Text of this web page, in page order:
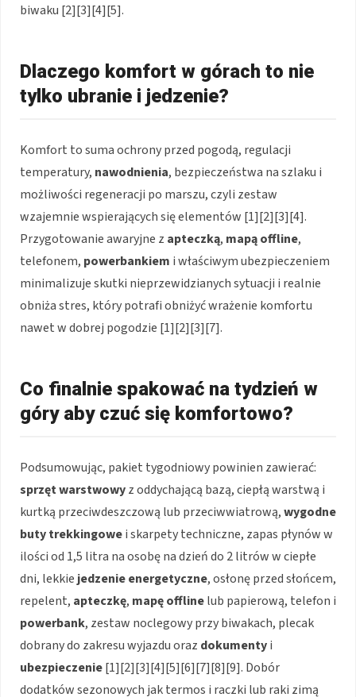
biwaku [2][3][4][5].
Dlaczego komfort w górach to nie
tylko ubranie i jedzenie?
Komfort to suma ochrony przed pogodą, regulacji
temperatury, nawodnienia, bezpieczeństwa na szlaku i
możliwości regeneracji po marszu, czyli zestaw
wzajemnie wspierających się elementów [1][2][3][4].
Przygotowanie awaryjne z apteczką, mapą offline,
telefonem, powerbankiem i właściwym ubezpieczeniem
minimalizuje skutki nieprzewidzianych sytuacji i realnie
obniża stres, który potrafi obniżyć wrażenie komfortu
nawet w dobrej pogodzie [1][2][3][7].
Co finalnie spakować na tydzień w
góry aby czuć się komfortowo?
Podsumowując, pakiet tygodniowy powinien zawierać:
sprzęt warstwowyz oddychającą bazą, ciepłą warstwą i
kurtką przeciwdeszczową lub przeciwwiatrową,wygodne
buty trekkingowei skarpety techniczne, zapas płynów w
ilości od 1,5 litra na osobę na dzień do 2 litrów w ciepłe
dni, lekkie jedzenie energetyczne, osłonę przed słońcem,
repelent, apteczkę, mapę offlinelub papierową, telefon i
powerbank, zestaw noclegowy przy biwakach, plecak
dobrany do zakresu wyjazdu oraz dokumentyi
ubezpieczenie[1][2][3][4][5][6][7][8][9]. Dobór
dodatków sezonowych jak termos i raczki lub raki zimą